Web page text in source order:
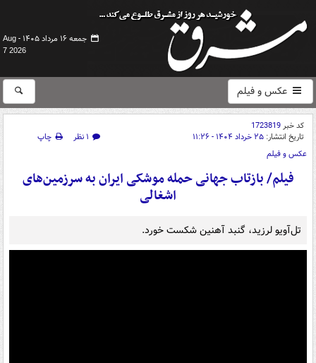
جمعه ۱۶ مرداد ۱۴۰۵ -
Aug
7 2026
عکس و فیلم
کد خبر1723819
تاریخ انتشار: ۲۵ خرداد ۱۴۰۴ - ۱۱:۲۶ ۱ نظر
چاپ
عکس و فیلم
فیلم/ بازتاب جهانی حمله موشکی ایران به سرزمین‌های
اشغالی
تل‌آویو لرزید، گنبد آهنین شکست خورد.